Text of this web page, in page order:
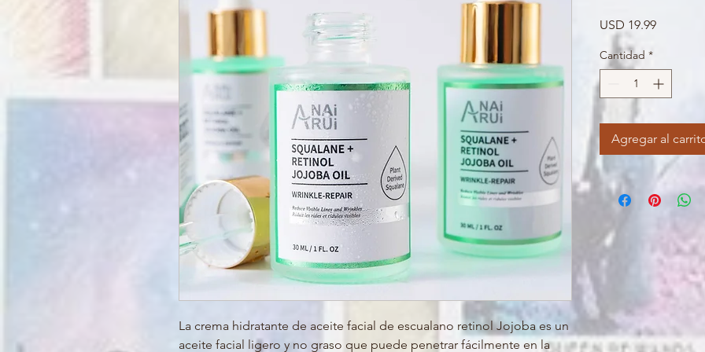
La crema hidratante de aceite facial de escualano retinol Jojoba es un
aceite facial ligero y no graso que puede penetrar fácilmente en la
USD 19.99Precio
Cantidad *
Agregar al